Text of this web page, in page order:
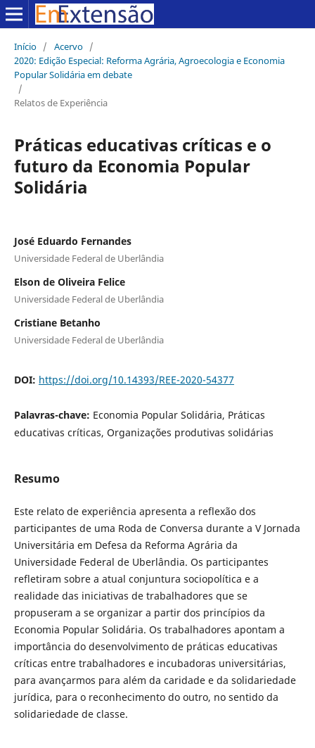
Início / Acervo /
2020: Edição Especial: Reforma Agrária, Agroecologia e Economia
Popular Solidária em debate
/
Relatos de Experiência
Práticas educativas críticas e o
futuro da Economia Popular
Solidária
José Eduardo Fernandes
Universidade Federal de Uberlândia
Elson de Oliveira Felice
Universidade Federal de Uberlândia
Cristiane Betanho
Universidade Federal de Uberlândia
DOI: https://doi.org/10.14393/REE-2020-54377
Palavras-chave: Economia Popular Solidária, Práticas
educativas críticas, Organizações produtivas solidárias
Resumo
Este relato de experiência apresenta a reflexão dos
participantes de uma Roda de Conversa durante a V Jornada
Universitária em Defesa da Reforma Agrária da
Universidade Federal de Uberlândia. Os participantes
refletiram sobre a atual conjuntura sociopolítica e a
realidade das iniciativas de trabalhadores que se
propuseram a se organizar a partir dos princípios da
Economia Popular Solidária. Os trabalhadores apontam a
importância do desenvolvimento de práticas educativas
críticas entre trabalhadores e incubadoras universitárias,
para avançarmos para além da caridade e da solidariedade
jurídica, para o reconhecimento do outro, no sentido da
solidariedade de classe.